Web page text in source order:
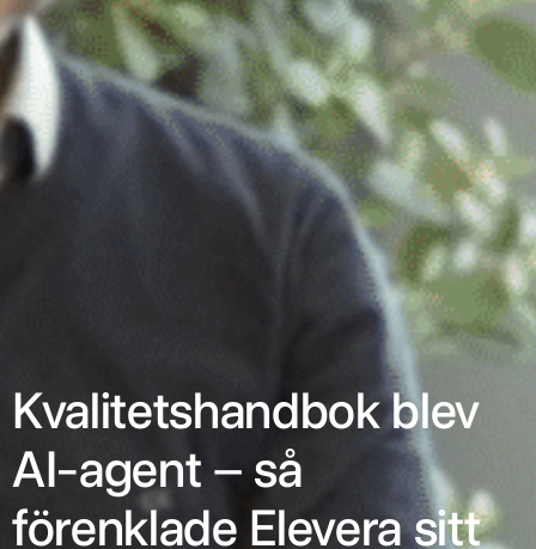
Kvalitetshandbok blev
AI-agent – så
förenklade Elevera sitt